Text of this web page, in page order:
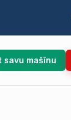
savu mašīnu